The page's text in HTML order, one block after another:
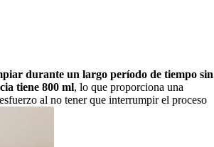
durante un largo período de tiempo sin
tiene 800 ml, lo que proporciona una
al no tener que interrumpir el proceso